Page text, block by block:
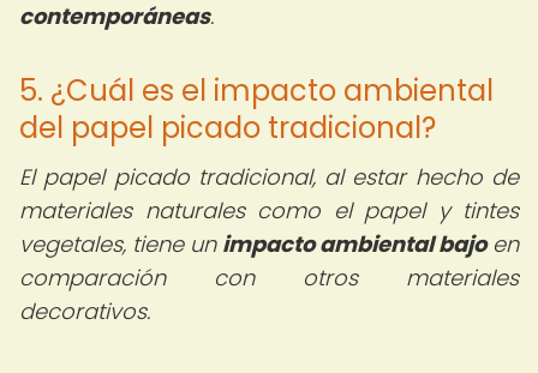
contemporáneas.
5. ¿Cuál es el impacto ambiental
del papel picado tradicional?
El papel picado tradicional, al estar hecho de
materiales naturales como el papel y tintes
vegetales, tiene un impacto ambiental bajoen
comparación con otros materiales
decorativos.